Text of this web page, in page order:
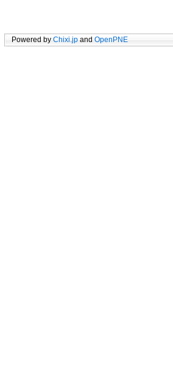
Powered by Chixi.jp and OpenPNE